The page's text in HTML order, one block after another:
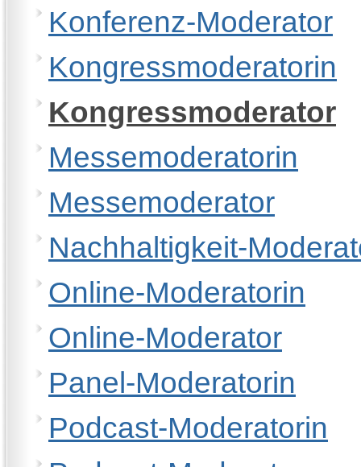
Konferenz-Moderator
Kongressmoderatorin
Kongressmoderator
Messemoderatorin
Messemoderator
Nachhaltigkeit-
Online-Moderatorin
Online-Moderator
Panel-Moderatorin
Podcast-Moderatorin